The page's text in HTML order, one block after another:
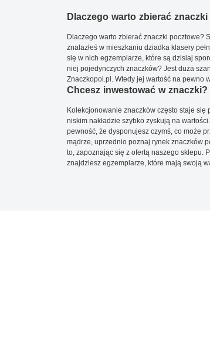
Dlaczego warto zbierać
Dlaczego warto zbierać znaczki pocztowe?
znalazłeś w mieszkaniu dziadka klasery
się w nich egzemplarze, które są dzisiaj
niej pojedynczych znaczków? Jest duża
Znaczkopol.pl. Wtedy jej wartość na pewno
Chcesz inwestować w
Kolekcjonowanie znaczków często staje się
niskim nakładzie szybko zyskują na
pewność, że dysponujesz czymś, co może
mądrze, uprzednio poznaj rynek znaczków
to, zapoznając się z ofertą naszego sklepu.
znajdziesz egzemplarze, które mają swoją